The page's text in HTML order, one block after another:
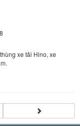
xe tải Hino, xe